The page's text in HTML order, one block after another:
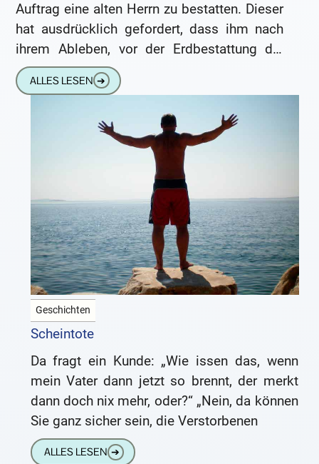
Auftrag eine alten Herrn zu bestatten. Dieser
hat ausdrücklich gefordert, dass ihm nach
ihrem Ableben, vor der Erdbestattung die
Pulsadern geöffnet werden sollen.
ALLES LESEN ➔
Geschichten
Scheintote
Da fragt ein Kunde: „Wie issen das, wenn
mein Vater dann jetzt so brennt, der merkt
dann doch nix mehr, oder?“ „Nein, da können
Sie ganz sicher sein, die Verstorbenen
ALLES LESEN ➔